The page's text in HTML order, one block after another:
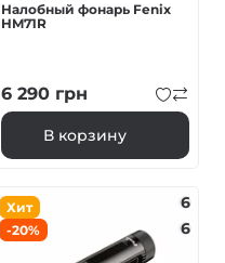
Налобный фонарь Fenix
HM71R
6 290 грн
В корзину
Хит
-20%
6
6